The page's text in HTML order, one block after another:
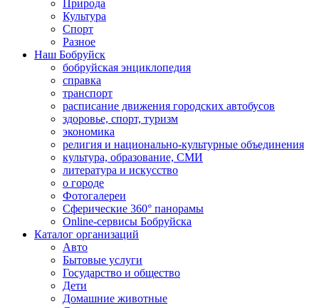
Природа
Культура
Спорт
Разное
Наш Бобруйск
бобруйская энциклопедия
справка
транспорт
расписание движения городских автобусов
здоровье, спорт, туризм
экономика
религия и национально-культурные объединения
культура, образование, СМИ
литература и искусство
о городе
Фотогалереи
Сферические 360° панорамы
Online-сервисы Бобруйска
Каталог организаций
Авто
Бытовые услуги
Государство и общество
Дети
Домашние животные